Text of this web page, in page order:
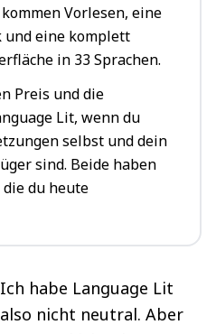
Vorlesen, eine
eine komplett
in 33 Sprachen.
Preis und die
Lit, wenn du
selbst und dein
sind. Beide haben
du heute
habe Language Lit
nicht neutral. Aber